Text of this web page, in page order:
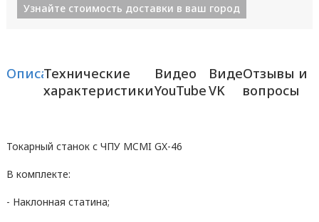
Узнайте стоимость доставки в ваш город
ОписаниеТехнические
характеристики
Видео
YouTube
Видео
VK
Отзывы и
вопросы
Токарный станок с ЧПУ MCMI GX-46
В комплекте:
- Наклонная статина;